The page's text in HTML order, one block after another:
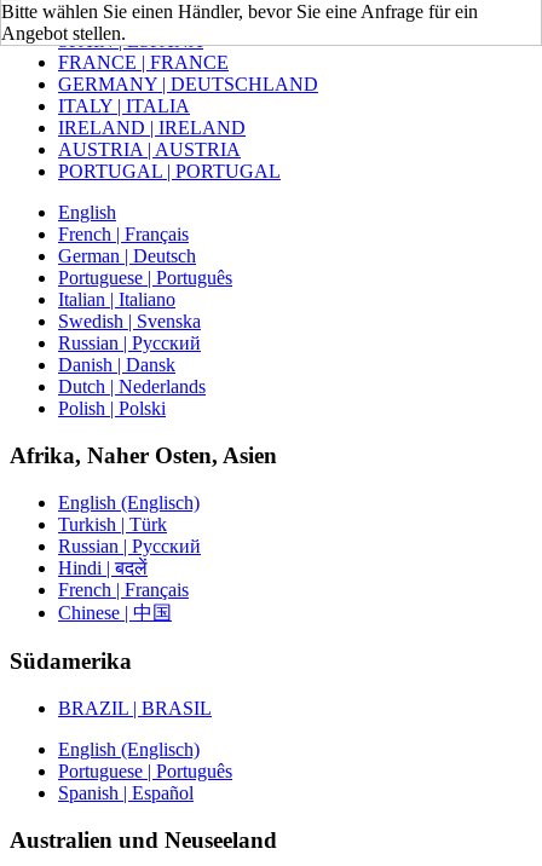
Bitte wählen Sie einen Händler, bevor Sie eine Anfrage für ein
Angebot stellen.
VEREINIGTES KÖNIGREICH
SPAIN | ESPAÑA
FRANCE | FRANCE
GERMANY | DEUTSCHLAND
ITALY | ITALIA
IRELAND | IRELAND
AUSTRIA | AUSTRIA
PORTUGAL | PORTUGAL
English
French | Français
German | Deutsch
Portuguese | Português
Italian | Italiano
Swedish | Svenska
Russian | Русский
Danish | Dansk
Dutch | Nederlands
Polish | Polski
Afrika, Naher Osten, Asien
English (Englisch)
Turkish | Türk
Russian | Русский
Hindi | बदलें
French | Français
Chinese | 中国
Südamerika
BRAZIL | BRASIL
English (Englisch)
Portuguese | Português
Spanish | Español
Australien und Neuseeland